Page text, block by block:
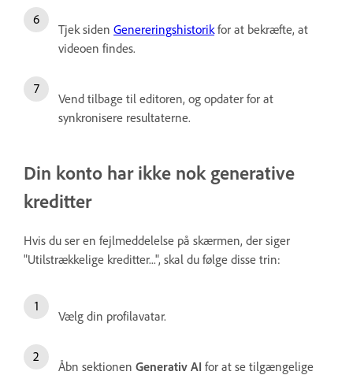
Tjek siden Genereringshistorik for at bekræfte, at
videoen findes.
Vend tilbage til editoren, og opdater for at
synkronisere resultaterne.
Din konto har ikke nok generative
kreditter
Hvis du ser en fejlmeddelelse på skærmen, der siger
"Utilstrækkelige kreditter...", skal du følge disse trin:
Vælg din profilavatar.
Åbn sektionen Generativ AI for at se tilgængelige